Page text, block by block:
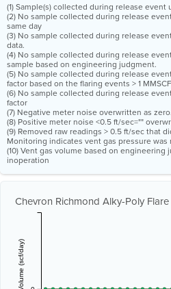
(1) Sample(s) collected during release
(2) No sample collected during release
same day
(3) No sample collected during release
data.
(4) No sample collected during release
sample based on engineering judgment.
(5) No sample collected during release
factor based on the flaring events > 1
(6) No sample collected during release
factor
(7) Negative meter noise overwritten as zero.
(8) Positive meter noise <0.5 ft/sec=""
(9) Removed raw readings > 0.5 ft/sec that
Monitoring indicates vent gas pressure
(10) Vent gas volume based on
inoperation
Chevron Richmond Alky-Poly